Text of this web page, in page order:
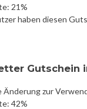
21%
haben diesen
Gutschein
Änderung zur
42%